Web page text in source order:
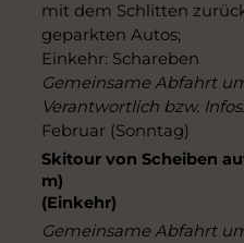
mit dem Schlitten
geparkten Autos;
Einkehr: Schareben
Gemeinsame Abfahrt
Verantwortlich bzw.
Februar (Sonntag)
Skitour von Scheiben
m)
(Einkehr)
Gemeinsame Abfahrt